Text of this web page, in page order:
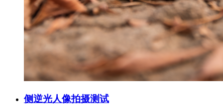
侧逆光人像拍摄测试